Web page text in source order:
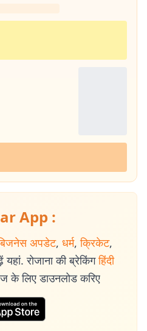
App :
अपडेट, धर्म, क्रिकेट,
रोजाना की ब्रेकिंग हिंदी
के लिए डाउनलोड करिए